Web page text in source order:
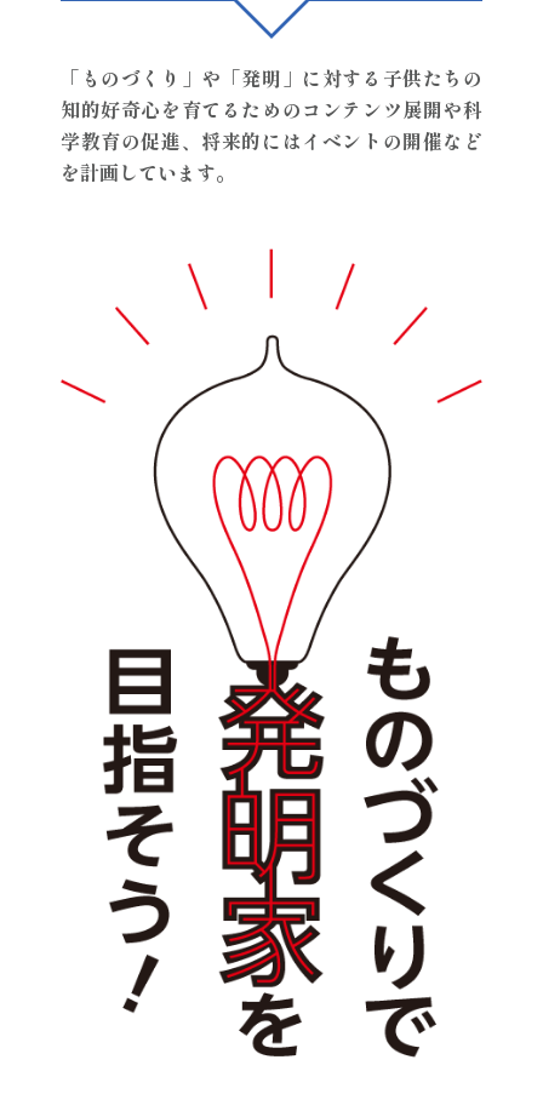
「ものづくり」や「発明」に対する子供たちの
知的好奇心を育てるためのコンテンツ展開や科
学教育の促進、将来的にはイベントの開催など
を計画しています。